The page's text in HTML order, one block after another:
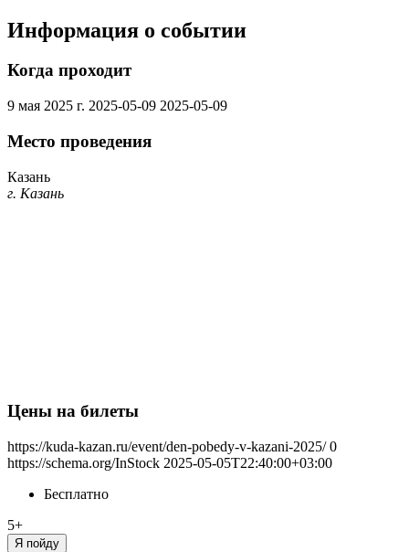
Информация о событии
Когда проходит
9 мая 2025 г. 2025-05-09 2025-05-09
Место проведения
Казань
г. Казань
Цены на билеты
https://kuda-kazan.ru/event/den-pobedy-v-kazani-2025/ 0
https://schema.org/InStock 2025-05-05T22:40:00+03:00
Бесплатно
5+
Я пойду